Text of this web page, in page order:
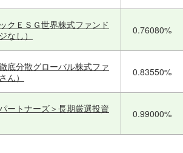
クＥＳＧ世界株式ファンド
なし）
0.76080%
底分散グローバル株式ファ
ん）
0.83550%
ートナーズ＞長期厳選投資
0.99000%